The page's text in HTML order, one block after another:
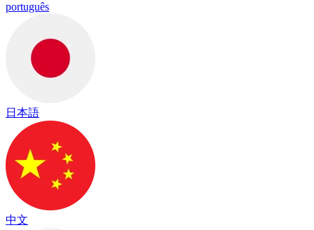
português
日本語
中文